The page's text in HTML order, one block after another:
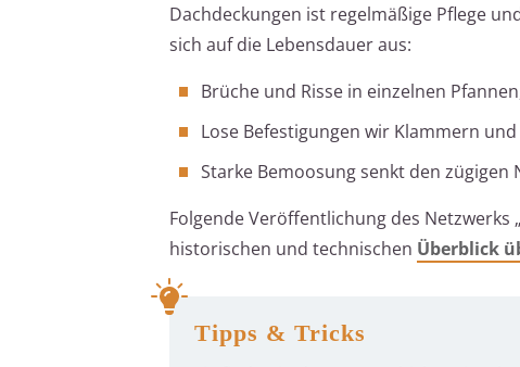
Dachdeckungen ist regelmäßige Pflege
sich auf die Lebensdauer aus:
Brüche und Risse in einzelnen
Lose Befestigungen wir Klammern
Starke Bemoosung senkt den zügigen
Folgende Veröffentlichung des
historischen und technischen Überblick
Tipps & Tricks